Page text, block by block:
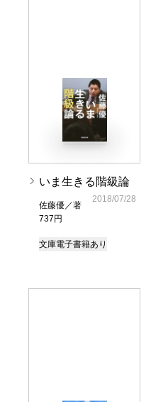
いま生きる階級論
佐藤優／著
737円
2018/07/28
文庫電子書籍あり